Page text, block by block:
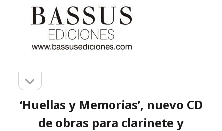
Barra
lateral
la
lateral
‘Huellas y Memorias’, nuevo CD
de obras para clarinete y